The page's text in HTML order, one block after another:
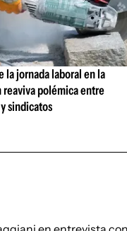
la jornada laboral en la
polémica entre
sindicatos